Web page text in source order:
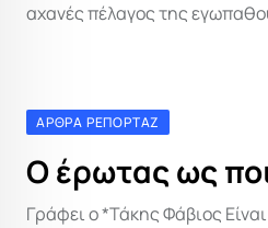
αχανές πέλαγος της
ΆΡΘΡΑ ΡΕΠΟΡΤΆΖ
Ο έρωτας ως
Γράφει ο *Τάκης Φάβιος